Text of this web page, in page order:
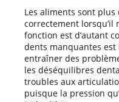
Les aliments sont
correctement lorsqu’il
fonction est d’autant
dents manquantes
entraîner des
les déséquilibres
troubles aux
puisque la pression